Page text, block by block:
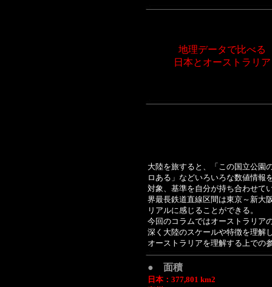
地理データで比べる
日本とオーストラリア
大陸を旅すると、「この国立公園
ロある」などいろいろな数値情報
対象、基準を自分が持ち合わせて
界最長鉄道直線区間は東京～新大
リアルに感じることができる。
今回のコラムではオーストラリア
深く大陸のスケールや特徴を理解
オーストラリアを理解する上での
● 面積
日本：377,801 km2